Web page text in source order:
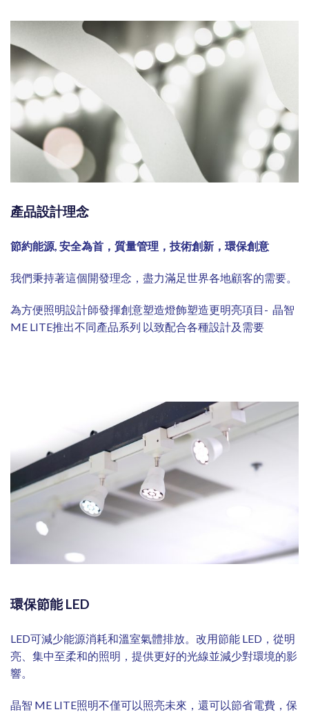
產品設計理念
節約能源, 安全為首，質量管理，技術創新，環保創意
我們秉持著這個開發理念，盡力滿足世界各地顧客的需要。
為方便照明設計師發揮創意塑造燈飾塑造更明亮項目- 晶智
ME LITE推出不同產品系列 以致配合各種設計及需要
環保節能 LED
LED可減少能源消耗和溫室氣體排放。改用節能 LED，從明
亮、集中至柔和的照明，提供更好的光線並減少對環境的影
響。
晶智 ME LITE照明不僅可以照亮未來，還可以節省電費，保